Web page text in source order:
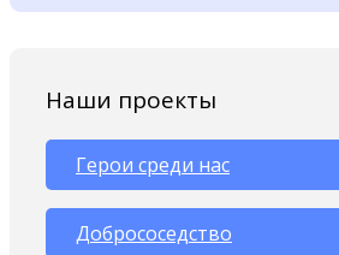
Наши проекты
Герои среди нас
Добрососедство